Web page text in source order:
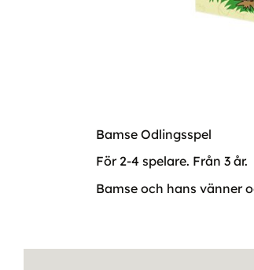
Bamse Odlingsspel
För 2-4 spelare. Från 3 år.
Bamse och hans vänner